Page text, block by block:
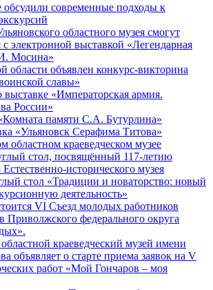
обсудили современные подходы к
областного музея смогут
с электронной выставкой «Легендарная
Мосина»
области объявлен конкурс-викторина
славы»
выставке «Императорская армия.
России»
памяти С.А. Бутурлина»
«Ульяновск Серафима Титова»
областном краеведческом музее
стол, посвящённый 117-летию
исторического музея
стол «Традиции и новаторство: новый
деятельность»
VI Съезд молодых работников
Приволжского федерального округа
краеведческий музей имени
объявляет о старте приема заявок на V
работ «Мой Гончаров – моя